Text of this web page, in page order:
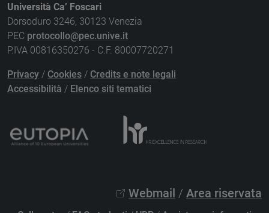
Università Ca’ Foscari
Dorsoduro 3246, 30123 Venezia
PEC protocollo@pec.unive.it
P.IVA 00816350276 - C.F. 80007720271
Privacy / Cookies / Credits e note legali
Accessibilità / Elenco siti tematici
Webmail / Area riservata